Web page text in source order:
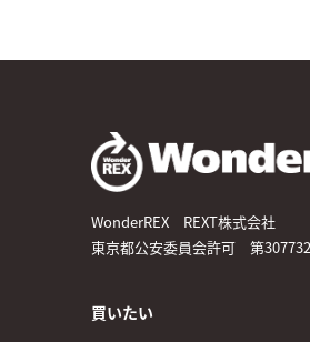
WonderREX REXT株式会社
東京都公安委員会許可 第
買いたい